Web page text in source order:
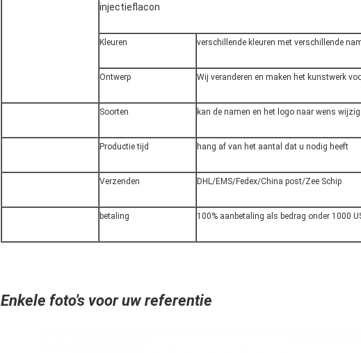
injectieflacon
Kleuren verschillende kleuren met verschillende
Ontwerp Wij veranderen en maken het kunstwerk
Soorten kan de namen en het logo naar wens
Productie tijd hang af van het aantal dat u nodig heeft
Verzenden DHL/EMS/Fedex/China post/Zee Schip
betaling 100% aanbetaling als bedrag onder 1000
Enkele foto's voor uw referentie